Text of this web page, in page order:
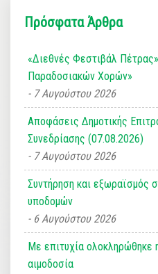
Πρόσφατα Άρθρα
«Διεθνές Φεστιβάλ
Παραδοσιακών Χορών»
7 Αυγούστου 2026
Αποφάσεις Δημοτικής
Συνεδρίασης (07.08.2026)
7 Αυγούστου 2026
Συντήρηση και εξωραϊσμός
υποδομών
6 Αυγούστου 2026
Με επιτυχία ολοκληρώθηκε
αιμοδοσία